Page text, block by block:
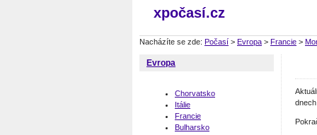
xpočasí.cz
Nacházíte se zde: Počasí > Evropa > Francie >
Evropa
Chorvatsko
Itálie
Francie
Bulharsko